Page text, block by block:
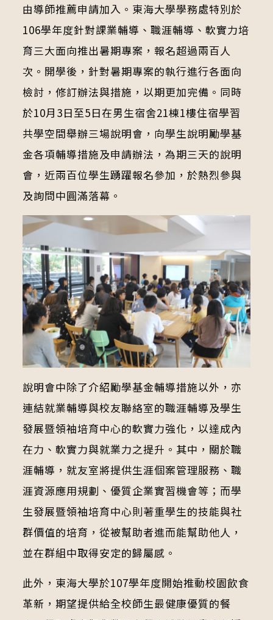
由導師推薦申請加入。東海大學學務處特別於
106學年度針對課業輔導、職涯輔導、軟實力培
育三大面向推出暑期專案，報名超過兩百人
次。開學後，針對暑期專案的執行進行各面向
檢討，修訂辦法與措施，以期更加完備。同時
於10月3日至5日在男生宿舍21棟1樓住宿學習
共學空間舉辦三場說明會，向學生說明勵學基
金各項輔導措施及申請辦法，為期三天的說明
會，近兩百位學生踴躍報名參加，於熱烈參與
及詢問中圓滿落幕。
說明會中除了介紹勵學基金輔導措施以外，亦
連結就業輔導與校友聯絡室的職涯輔導及學生
發展暨領袖培育中心的軟實力強化，以達成內
在力、軟實力與就業力之提升。其中，關於職
涯輔導，就友室將提供生涯個案管理服務、職
涯資源應用規劃、優質企業實習機會等；而學
生發展暨領袖培育中心則著重學生的技能與社
群價值的培育，從被幫助者進而能幫助他人，
並在群組中取得安定的歸屬感。
此外，東海大學於107學年度開始推動校園飲食
革新，期望提供給全校師生最健康優質的餐